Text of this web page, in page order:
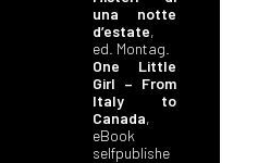
una notte
d’estate,
ed. Montag.
One Little
Girl – From
Italy to
Canada,
eBook
selfpublishe